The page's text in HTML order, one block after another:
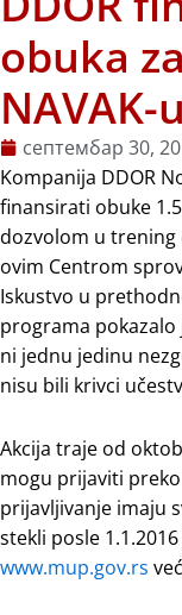
obuka
NAVAK-u
септембар 30,
Kompanija DDOR
finansirati obuke
dozvolom u trening
ovim Centrom
Iskustvo u
programa pokazalo
ni jednu jedinu
nisu bili krivci
Akcija traje od
mogu prijaviti
prijavljivanje imaju
stekli posle
www.mup.gov.rs